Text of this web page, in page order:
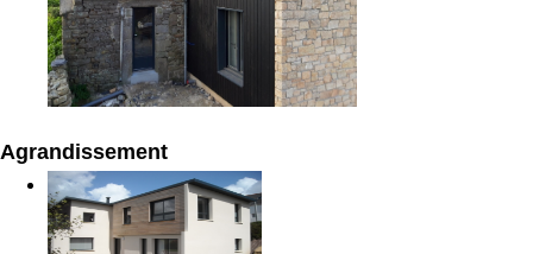
Agrandissement